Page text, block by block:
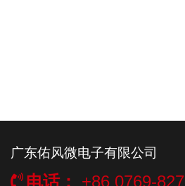
广东佑风微电子有限公司
电话： +86 0769-